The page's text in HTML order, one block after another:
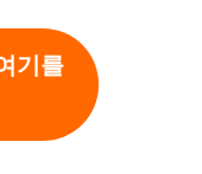
기를